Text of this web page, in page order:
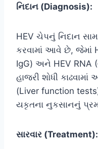
નિદાન (Diagnosis):
HEV ચેપનું નિદાન
કરવામાં આવે છે, જેમાં
IgG) અને HEV RNA
હાજરી શોધી
(Liver function
યકૃતના નુકસાનનું
સારવાર (Treatment):